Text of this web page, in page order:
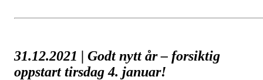
31.12.2021 | Godt nytt år – forsiktig
oppstart tirsdag 4. januar!